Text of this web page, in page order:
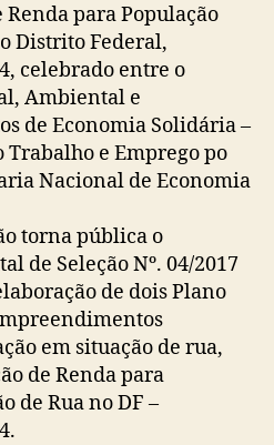
Renda para População
Distrito Federal,
celebrado entre o
Ambiental e
de Economia Solidária –
Trabalho e Emprego po
Nacional de Economia
torna pública o
de Seleção Nº. 04/2017
de dois Plano
em situação de rua,
de Renda para
de Rua no DF –